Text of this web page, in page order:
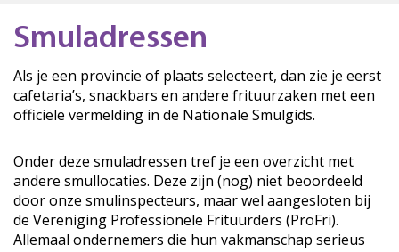
Smuladressen
Als je een provincie of plaats selecteert, dan zie je eerst
cafetaria’s, snackbars en andere frituurzaken met een
officiële vermelding in de Nationale Smulgids.
Onder deze smuladressen tref je een overzicht met
andere smullocaties. Deze zijn (nog) niet beoordeeld
door onze smulinspecteurs, maar wel aangesloten bij
de Vereniging Professionele Frituurders (ProFri).
Allemaal ondernemers die hun vakmanschap serieus